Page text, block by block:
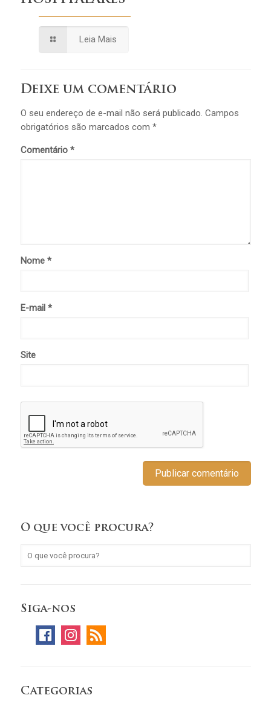
Leia Mais
Deixe um comentário
O seu endereço de e-mail não será publicado. Campos
obrigatórios são marcados com *
Comentário *
Nome *
E-mail *
Site
O que você procura?
Siga-nos
Categorias